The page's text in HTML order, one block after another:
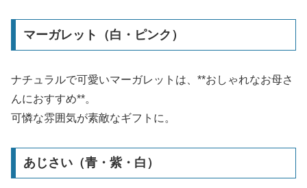
マーガレット（白・ピンク）
ナチュラルで可愛いマーガレットは、**おしゃれなお母さ
んにおすすめ**。
可憐な雰囲気が素敵なギフトに。
あじさい（青・紫・白）